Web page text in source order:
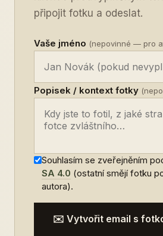
připojit fotku a odeslat.
Vaše jméno (nepovinné — pro
Popisek / kontext fotky
Souhlasím se zveřejněním
SA 4.0 (ostatní smějí fotku
autora).
✉️ Vytvořit email s